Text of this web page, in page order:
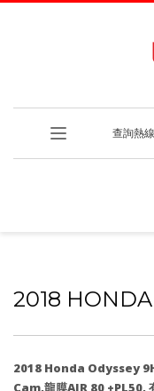
查詢熱線
2018
2018 Honda Odyssey
Cam,龍膜AIR 80 +PL50,